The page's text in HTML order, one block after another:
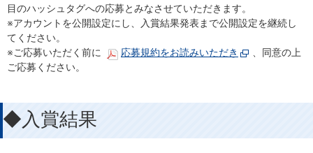
目のハッシュタグへの応募とみなさせていただきます。
※アカウントを公開設定にし、入賞結果発表まで公開設定を継続し
てください。
※ご応募いただく前に
応募規約をお読みいただき
、同意の上
ご応募ください。
◆入賞結果